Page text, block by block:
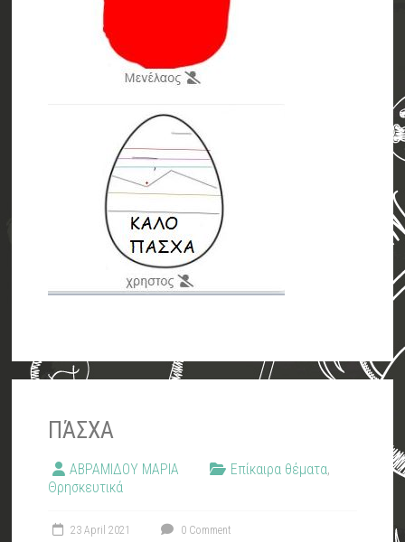
ΠΆΣΧΑ
ΑΒΡΑΜΙΔΟΥ ΜΑΡΙΑ Επίκαιρα θέματα,
Θρησκευτικά
23 April 2021 0 Comment